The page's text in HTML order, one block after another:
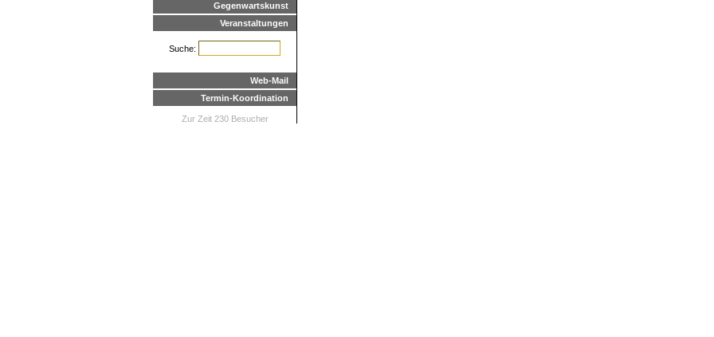
Gegenwartskunst
Veranstaltungen
Suche:
Web-Mail
Termin-Koordination
Zur Zeit 230 Besucher